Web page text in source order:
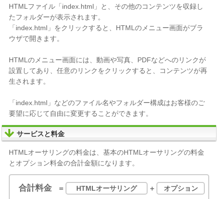
HTMLファイル「index.html」と、その他のコンテンツを収録し
たフォルダーが表示されます。
「index.html」をクリックすると、HTMLのメニュー画面がブラ
ウザで開きます。
HTMLのメニュー画面には、動画や写真、PDFなどへのリンクが
設置してあり、任意のリンクをクリックすると、コンテンツが再
生されます。
「index.html」などのファイル名やフォルダー構成はお客様のご
要望に応じて自由に変更することができます。
サービスと料金
HTMLオーサリングの料金は、基本のHTMLオーサリングの料金
とオプション料金の合計金額になります。
合計料金 ＝ HTMLオーサリング ＋ オプション